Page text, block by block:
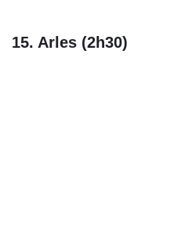
15. Arles (2h30)